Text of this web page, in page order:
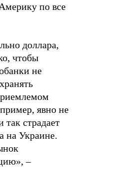
по все
доллара,
чтобы
не
явно не
так страдает
на Украине.
–